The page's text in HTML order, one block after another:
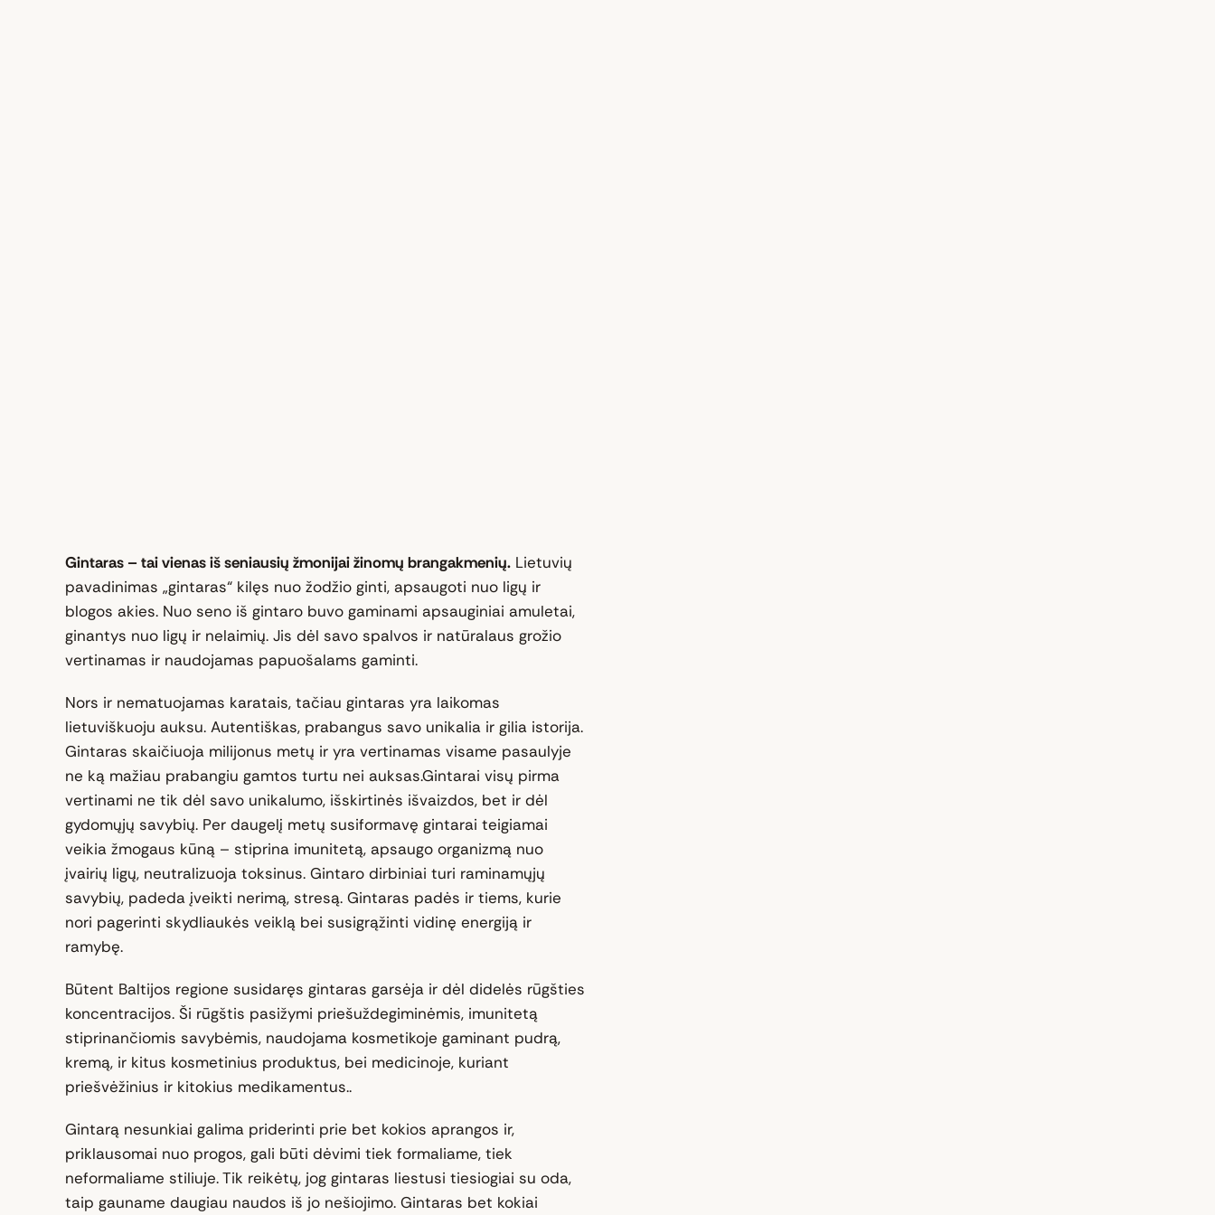
Gintaras – tai vienas iš seniausių žmonijai žinomų brangakmenių.Lietuvių
pavadinimas „gintaras“ kilęs nuo žodžio ginti, apsaugoti nuo ligų ir
blogos akies. Nuo seno iš gintaro buvo gaminami apsauginiai amuletai,
ginantys nuo ligų ir nelaimių. Jis dėl savo spalvos ir natūralaus grožio
vertinamas ir naudojamas papuošalams gaminti.
Nors ir nematuojamas karatais, tačiau gintaras yra laikomas
lietuviškuoju auksu. Autentiškas, prabangus savo unikalia ir gilia istorija.
Gintaras skaičiuoja milijonus metų ir yra vertinamas visame pasaulyje
ne ką mažiau prabangiu gamtos turtu nei auksas.Gintarai visų pirma
vertinami ne tik dėl savo unikalumo, išskirtinės išvaizdos, bet ir dėl
gydomųjų savybių. Per daugelį metų susiformavę gintarai teigiamai
veikia žmogaus kūną – stiprina imunitetą, apsaugo organizmą nuo
įvairių ligų, neutralizuoja toksinus. Gintaro dirbiniai turi raminamųjų
savybių, padeda įveikti nerimą, stresą. Gintaras padės ir tiems, kurie
nori pagerinti skydliaukės veiklą bei susigrąžinti vidinę energiją ir
ramybę.
Būtent Baltijos regione susidaręs gintaras garsėja ir dėl didelės rūgšties
koncentracijos. Ši rūgštis pasižymi priešuždegiminėmis, imunitetą
stiprinančiomis savybėmis, naudojama kosmetikoje gaminant pudrą,
kremą, ir kitus kosmetinius produktus, bei medicinoje, kuriant
priešvėžinius ir kitokius medikamentus..
Gintarą nesunkiai galima priderinti prie bet kokios aprangos ir,
priklausomai nuo progos, gali būti dėvimi tiek formaliame, tiek
neformaliame stiliuje. Tik reikėtų, jog gintaras liestusi tiesiogiai su oda,
taip gauname daugiau naudos iš jo nešiojimo. Gintaras bet kokiai